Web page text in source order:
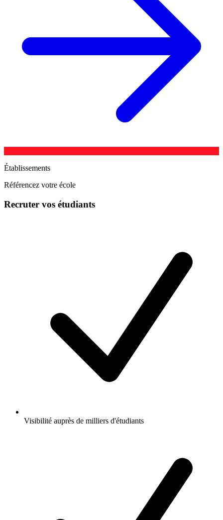
Établissements
Référencez votre école
Recruter vos étudiants
Visibilité auprès de milliers d'étudiants